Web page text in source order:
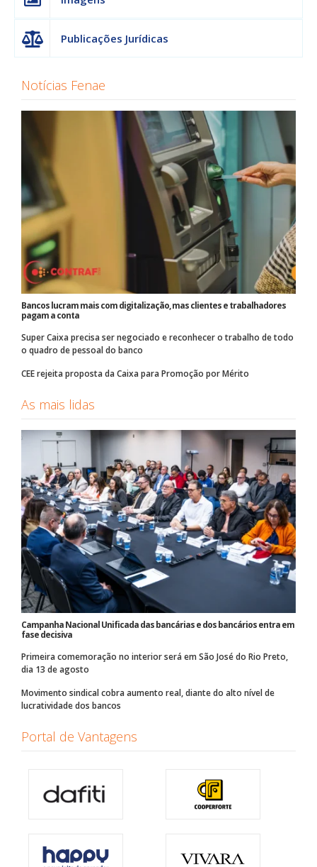
Publicações Jurídicas
Notícias Fenae
Bancos lucram mais com digitalização, mas clientes e trabalhadores
pagam a conta
Super Caixa precisa ser negociado e reconhecer o trabalho de todo
o quadro de pessoal do banco
CEE rejeita proposta da Caixa para Promoção por Mérito
As mais lidas
Campanha Nacional Unificada das bancárias e dos bancários entra em
fase decisiva
Primeira comemoração no interior será em São José do Rio Preto,
dia 13 de agosto
Movimento sindical cobra aumento real, diante do alto nível de
lucratividade dos bancos
Portal de Vantagens